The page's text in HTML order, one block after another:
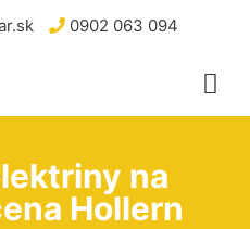
0902 063 094
na
Hollern